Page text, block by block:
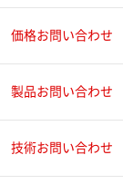
価格お問い合わせ
製品お問い合わせ
技術お問い合わせ